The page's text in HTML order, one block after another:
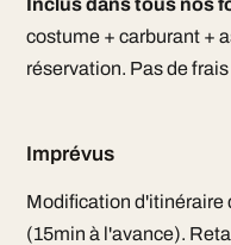
Inclus dans tous nos
costume + carburant +
réservation. Pas de
Imprévus
Modification d'itinéraire
(15min à l'avance).